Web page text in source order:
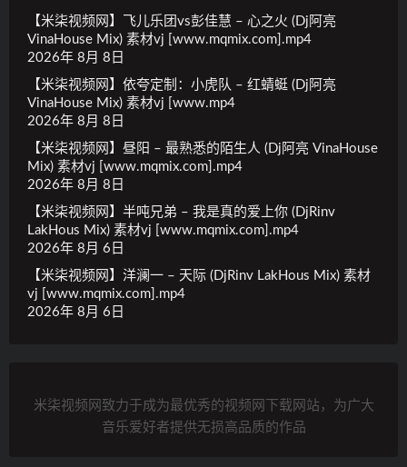
【米柒视频网】飞儿乐团vs彭佳慧 – 心之火 (Dj阿亮
VinaHouse Mix) 素材vj [www.mqmix.com].mp4
2026年 8月 8日
【米柒视频网】依夸定制：小虎队 – 红蜻蜓 (Dj阿亮
VinaHouse Mix) 素材vj [www.mp4
2026年 8月 8日
【米柒视频网】昼阳 – 最熟悉的陌生人 (Dj阿亮 VinaHouse
Mix) 素材vj [www.mqmix.com].mp4
2026年 8月 8日
【米柒视频网】半吨兄弟 – 我是真的爱上你 (DjRinv
LakHous Mix) 素材vj [www.mqmix.com].mp4
2026年 8月 6日
【米柒视频网】洋澜一 – 天际 (DjRinv LakHous Mix) 素材
vj [www.mqmix.com].mp4
2026年 8月 6日
米柒视频网致力于成为最优秀的视频网下载网站，为广大
音乐爱好者提供无损高品质的作品